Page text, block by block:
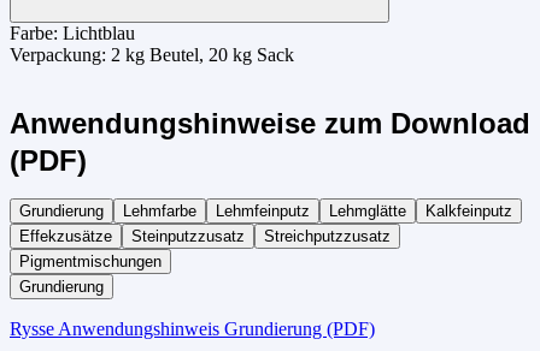
Farbe: Lichtblau
Verpackung: 2 kg Beutel, 20 kg Sack
Anwendungshinweise zum Download
(PDF)
Grundierung Lehmfarbe Lehmfeinputz Lehmglätte
Kalkfeinputz
Effekzusätze
Steinputzzusatz
Streichputzzusatz
Pigmentmischungen
Grundierung
Rysse Anwendungshinweis Grundierung (PDF)